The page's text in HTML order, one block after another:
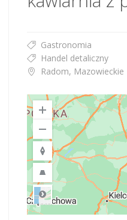
Gastronomia
Handel detaliczny
Radom, Mazowieckie
Road